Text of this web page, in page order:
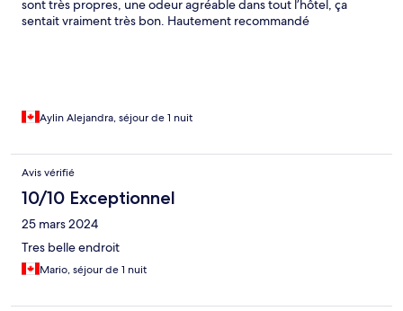
sont très propres, une odeur agréable dans tout l’hôtel, ça
sentait vraiment très bon. Hautement recommandé
Aylin Alejandra, séjour de 1 nuit
Avis vérifié
10/10 Exceptionnel
25 mars 2024
Tres belle endroit
Mario, séjour de 1 nuit